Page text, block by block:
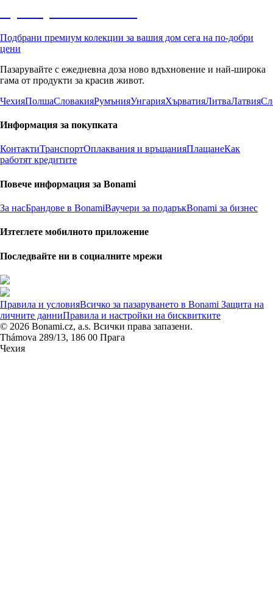
Подбрани премиум колекции за вашия дом сега на по-добри
цени
Пазарувайте с ежедневна доза ново вдъхновение и най-широка
гама от продукти за красив живот.
ЧехияПолшаСловакияРумънияУнгарияХърватияЛитваЛатвия
Информация за покупката
КонтактиТранспортОплаквания и връщанияПлащанеКак
работят кредитите
Повече информация за Bonami
За насБрандове в BonamiВаучери за подаръкBonami за бизнес
Изтеглете мобилното приложение
Последвайте ни в социалните мрежи
Правила и условияВсичко за пазаруването в Bonami Защита на
личните данниПравила и настройки на бисквитките
© 2026 Bonami.cz, a.s. Всички права запазени.
Thámova 289/13, 186 00 Прага
Чехия